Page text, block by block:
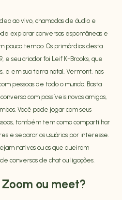
ao vivo, chamadas de áudio e
explorar conversas espontâneas e
pouco tempo. Os primórdios desta
e seu criador foi Leif K-Brooks, que
e em sua terra natal, Vermont, nos
pessoas de todo o mundo. Basta
com possíveis novos amigos,
Você pode jogar com seus
também tem como compartilhar
e separar os usuários por interesse.
nativas ou as que queiram
conversas de chat ou ligações.
ou meet?